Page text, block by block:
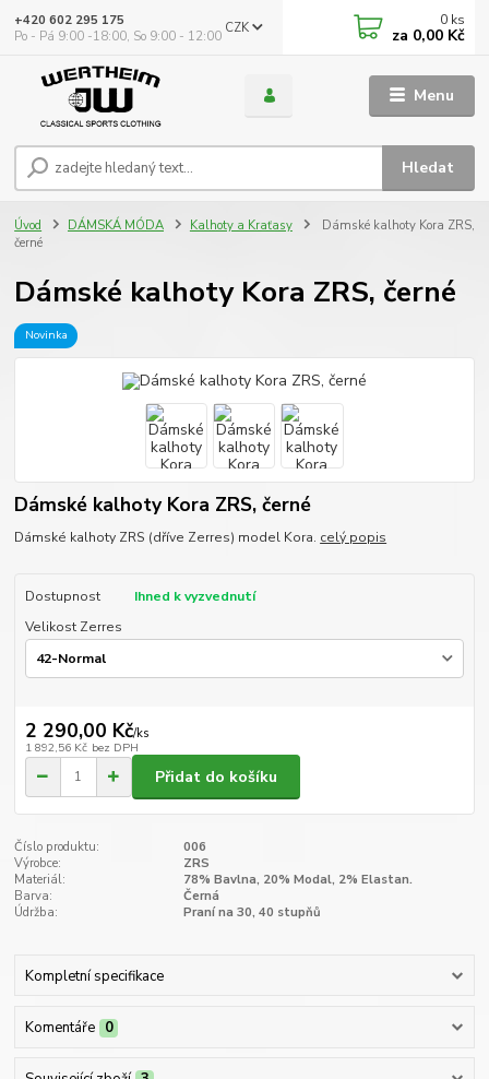
Menu
CZK
Hledat
+420 602 295 175
Po - Pá 9:00 -18:00, So 9:00 - 12:00
0 ks
za 0,00 Kč
Úvod DÁMSKÁ MÓDA Kalhoty a Kraťasy
Dámské kalhoty Kora ZRS,
černé
Dámské kalhoty Kora ZRS, černé
Novinka
Dámské kalhoty Kora ZRS, černé
Dámské kalhoty ZRS (dříve Zerres) model Kora. celý popis
Dostupnost
Ihned k vyzvednutí
Velikost Zerres
2 290,00 Kč/ks
1 892,56 Kč bez DPH
Přidat do košíku
Číslo produktu:
006
Výrobce:
ZRS
Materiál:
78% Bavlna, 20% Modal, 2% Elastan.
Barva:
Černá
Údržba:
Praní na 30, 40 stupňů
Kompletní specifikace
Komentáře 0